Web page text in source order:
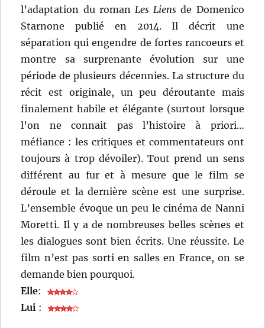
l’adaptation du roman Les Liens de Domenico
Starnone publié en 2014. Il décrit une
séparation qui engendre de fortes rancoeurs et
montre sa surprenante évolution sur une
période de plusieurs décennies. La structure du
récit est originale, un peu déroutante mais
finalement habile et élégante (surtout lorsque
l’on ne connait pas l’histoire à priori…
méfiance : les critiques et commentateurs ont
toujours à trop dévoiler). Tout prend un sens
différent au fur et à mesure que le film se
déroule et la dernière scène est une surprise.
L’ensemble évoque un peu le cinéma de Nanni
Moretti. Il y a de nombreuses belles scènes et
les dialogues sont bien écrits. Une réussite. Le
film n’est pas sorti en salles en France, on se
demande bien pourquoi.
Elle:
Lui :